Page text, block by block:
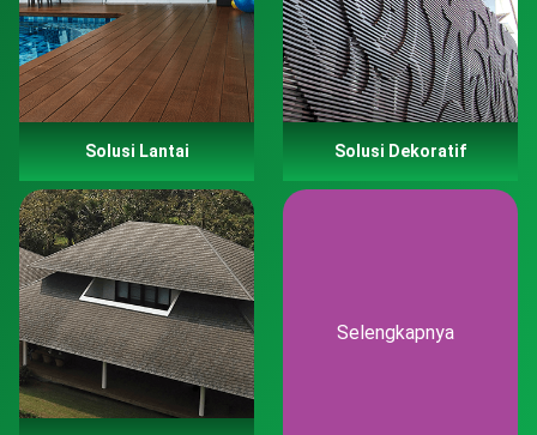
Solusi Lantai Solusi Dekoratif
Selengkapnya